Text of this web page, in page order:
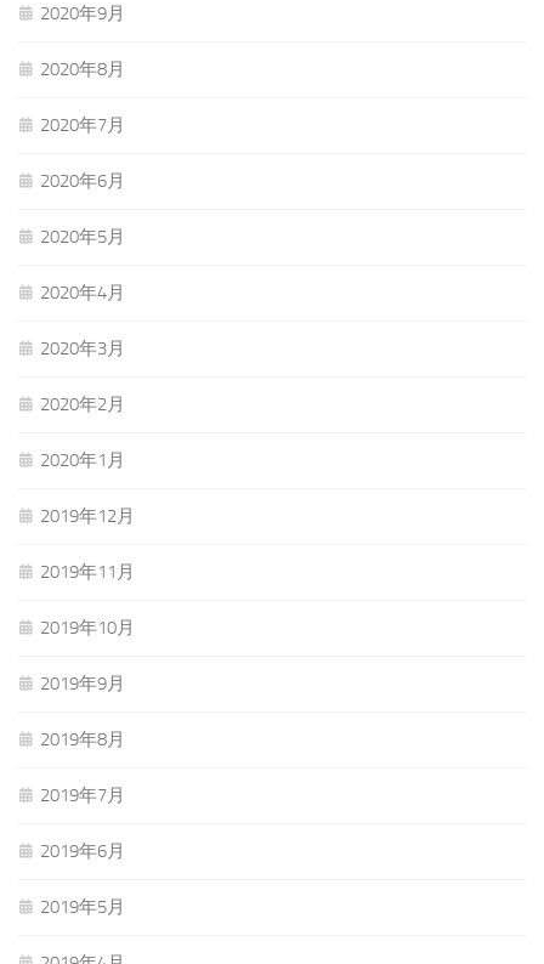
2020年9月
2020年8月
2020年7月
2020年6月
2020年5月
2020年4月
2020年3月
2020年2月
2020年1月
2019年12月
2019年11月
2019年10月
2019年9月
2019年8月
2019年7月
2019年6月
2019年5月